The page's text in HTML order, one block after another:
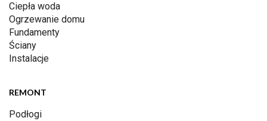
Ciepła woda
Ogrzewanie domu
Fundamenty
Ściany
Instalacje
REMONT
Podłogi